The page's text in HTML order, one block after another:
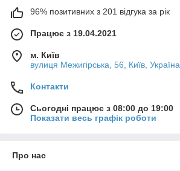
96% позитивних з 201 відгука за рік
Працює з 19.04.2021
м. Київ
вулиця Межигірська, 56, Київ, Україна
Контакти
Сьогодні працює з 08:00 до 19:00
Показати весь графік роботи
Про нас